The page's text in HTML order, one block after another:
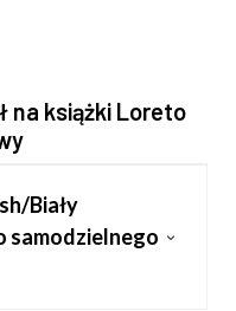
na książki Loreto
Biały
samodzielnego